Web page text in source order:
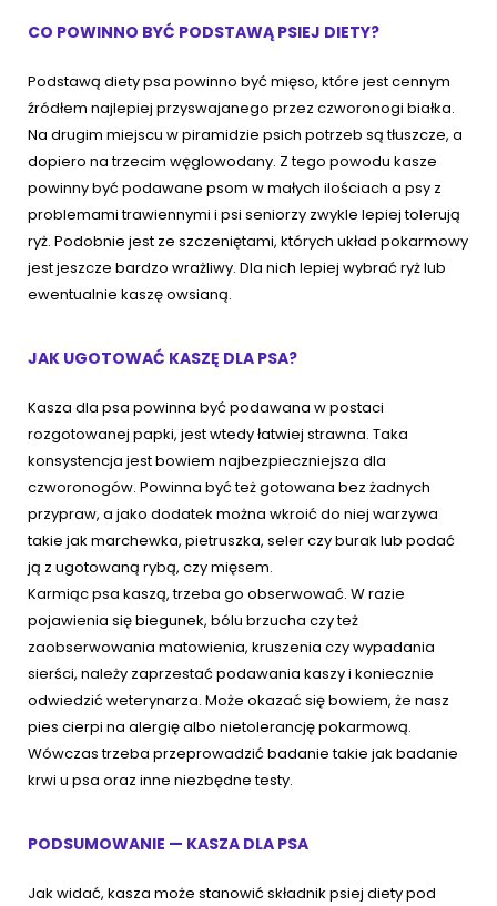
CO POWINNO BYĆ PODSTAWĄ PSIEJ DIETY?
Podstawą diety psa powinno być mięso, które jest cennym
źródłem najlepiej przyswajanego przez czworonogi białka.
Na drugim miejscu w piramidzie psich potrzeb są tłuszcze, a
dopiero na trzecim węglowodany. Z tego powodu kasze
powinny być podawane psom w małych ilościach a psy z
problemami trawiennymi i psi seniorzy zwykle lepiej tolerują
ryż. Podobnie jest ze szczeniętami, których układ pokarmowy
jest jeszcze bardzo wrażliwy. Dla nich lepiej wybrać ryż lub
ewentualnie kaszę owsianą.
JAK UGOTOWAĆ KASZĘ DLA PSA?
Kasza dla psa powinna być podawana w postaci
rozgotowanej papki, jest wtedy łatwiej strawna. Taka
konsystencja jest bowiem najbezpieczniejsza dla
czworonogów. Powinna być też gotowana bez żadnych
przypraw, a jako dodatek można wkroić do niej warzywa
takie jak marchewka, pietruszka, seler czy burak lub podać
ją z ugotowaną rybą, czy mięsem.
Karmiąc psa kaszą, trzeba go obserwować. W razie
pojawienia się biegunek, bólu brzucha czy też
zaobserwowania matowienia, kruszenia czy wypadania
sierści, należy zaprzestać podawania kaszy i koniecznie
odwiedzić weterynarza. Może okazać się bowiem, że nasz
pies cierpi na alergię albo nietolerancję pokarmową.
Wówczas trzeba przeprowadzić badanie takie jak badanie
krwi u psa oraz inne niezbędne testy.
PODSUMOWANIE — KASZA DLA PSA
Jak widać, kasza może stanowić składnik psiej diety pod